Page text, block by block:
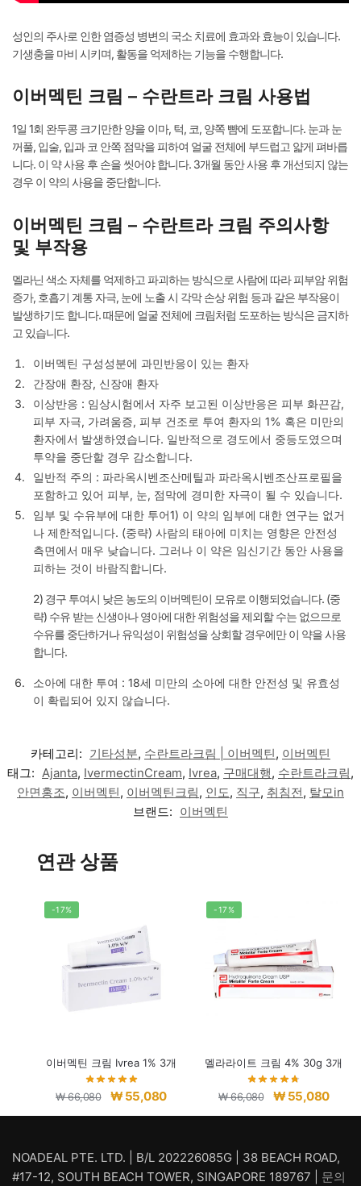
성인의 주사로 인한 염증성 병변의 국소 치료에 효과와 효능이 있습니다.
기생충을 마비 시키며, 활동을 억제하는 기능을 수행합니다.
이버멕틴 크림 – 수란트라 크림 사용법
1일 1회 완두콩 크기만한 양을 이마, 턱, 코, 양쪽 뺨에 도포합니다. 눈과 눈
꺼풀, 입술, 입과 코 안쪽 점막을 피하여 얼굴 전체에 부드럽고 얇게 펴바릅
니다. 이 약 사용 후 손을 씻어야 합니다. 3개월 동안 사용 후 개선되지 않는
경우 이 약의 사용을 중단합니다.
이버멕틴 크림 – 수란트라 크림 주의사항
및 부작용
멜라닌 색소 자체를 억제하고 파괴하는 방식으로 사람에 따라 피부암 위험
증가, 호흡기 계통 자극, 눈에 노출 시 각막 손상 위험 등과 같은 부작용이
발생하기도 합니다. 때문에 얼굴 전체에 크림처럼 도포하는 방식은 금지하
고 있습니다.
이버멕틴 구성성분에 과민반응이 있는 환자
간장애 환장, 신장애 환자
이상반응 : 임상시험에서 자주 보고된 이상반응은 피부 화끈감,
피부 자극, 가려움증, 피부 건조로 투여 환자의 1% 혹은 미만의
환자에서 발생하였습니다. 일반적으로 경도에서 중등도였으며
투약을 중단할 경우 감소합니다.
일반적 주의 : 파라옥시벤조산메틸과 파라옥시벤조산프로필을
포함하고 있어 피부, 눈, 점막에 경미한 자극이 될 수 있습니다.
임부 및 수유부에 대한 투어1) 이 약의 임부에 대한 연구는 없거
나 제한적입니다. (중략) 사람의 태아에 미치는 영향은 안전성
측면에서 매우 낮습니다. 그러나 이 약은 임신기간 동안 사용을
피하는 것이 바람직합니다.
2) 경구 투여시 낮은 농도의 이버멕틴이 모유로 이행되었습니다. (중
략) 수유 받는 신생아나 영아에 대한 위험성을 제외할 수는 없으므로
수유를 중단하거나 유익성이 위험성을 상회할 경우에만 이 약을 사용
합니다.
소아에 대한 투여 : 18세 미만의 소아에 대한 안전성 및 유효성
이 확립되어 있지 않습니다.
카테고리: 기타성분, 수란트라크림 | 이버멕틴, 이버멕틴
태그: Ajanta, IvermectinCream, Ivrea, 구매대행, 수란트라크림,
안면홍조, 이버멕틴, 이버멕틴크림, 인도, 직구, 취침전, 탈모in
브랜드: 이버멕틴
연관 상품
-17%
이버멕틴 크림 Ivrea 1% 3개
₩66,080
원
래
격:
₩ 66,080.
₩ 55,080현
재
격:
₩ 55,080.
-17%
멜라라이트 크림 4% 30g 3개
₩66,080
원
래
격:
₩ 66,080.
₩ 55,080현
재
격:
₩
NOADEAL PTE. LTD. | B/L 202226085G | 38 BEACH ROAD,
#17-12, SOUTH BEACH TOWER, SINGAPORE 189767 | 문의